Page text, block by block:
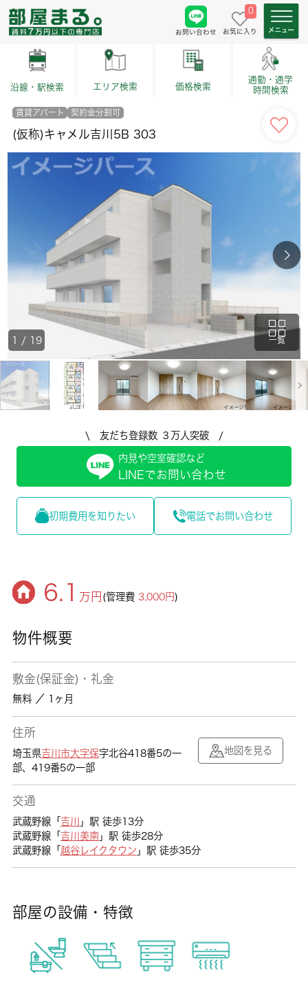
お問い合わせ
0
お気に入り
沿線・駅検索 エリア検索 価格検索
通勤・通学
時間検索
賃貸アパート 契約金分割可
(仮称)キャメル吉川5B 303
一覧
1 / 19
\ 友だち登録数 ３万人突破 /
内見や空室確認など
LINEでお問い合わせ
初期費用を知りたい 電話でお問い合わせ
6.1 万円 (管理費3,000円)
物件概要
敷金(保証金)・礼金
無料 ／ 1ヶ月
住所
埼玉県吉川市大字保字北谷418番5の一
部、419番5の一部
地図を見る
交通
武蔵野線「 吉川 」駅 徒歩13分
武蔵野線「 吉川美南」駅 徒歩28分
武蔵野線「 越谷レイクタウン 」駅 徒歩35分
部屋の設備・特徴